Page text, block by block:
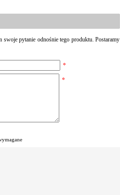
pytanie odnośnie tego produktu. Postaramy